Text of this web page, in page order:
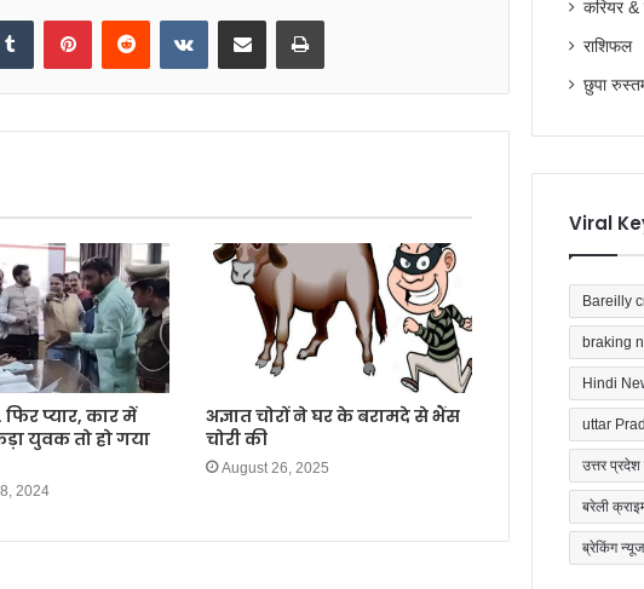
Tumblr PinterestReddit VKontakteShare via Email Print
प्यार, कार में
युवक तो हो गया
2024
अज्ञात चोरों ने घर के बरामदे से भैंस
चोरी की
August 26, 2025
राशिफल
छुपा रुस्तम
braking
Hindi
uttar
उत्तर
बरेली
ब्रेकिंग